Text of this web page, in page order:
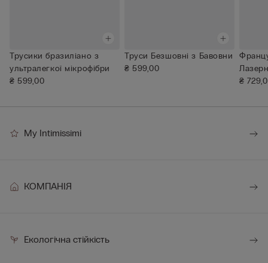
Трусики бразиліано з
ультралегкої мікрофібри
₴ 599,00
Труси Безшовні з Бавовни
₴ 599,00
₴
My Intimissimi
КОМПАНІЯ
Екологічна стійкість